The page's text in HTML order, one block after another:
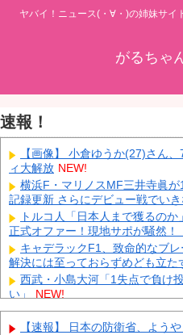
ヤバイ！ニュース(・∀・)の姉妹サイ
がるちゃ
速報！
【画像】 小倉ゆうか(27)さん
ィ大解放 NEW!
横浜F・マリノスMF三井寺眞
記録更新 さらにデビュー戦でい
トルコ人「日本人まで獲るの
正式オファー！現地サポが騒然！
キャデラックF1、致命的なブ
解決には至っておらずめども立た
西武・小島大河「1失点で負け
い」
NEW!
【鹿児島】 突然右折し路面電
放置しダッシュで逃走中
NEW!
【速報】 日本の防衛省、よう